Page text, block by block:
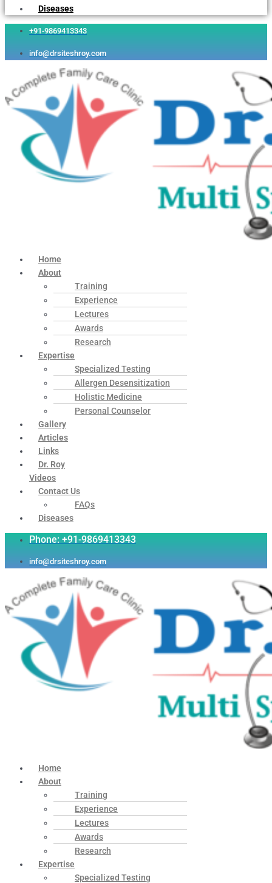
Diseases
+91-9869413343
info@drsiteshroy.com
Home
About
Training
Experience
Lectures
Awards
Research
Expertise
Specialized Testing
Allergen Desensitization
Holistic Medicine
Personal Counselor
Gallery
Articles
Links
Dr. Roy
Videos
Contact Us
FAQs
Diseases
Phone: +91-9869413343
info@drsiteshroy.com
Home
About
Training
Experience
Lectures
Awards
Research
Expertise
Specialized Testing